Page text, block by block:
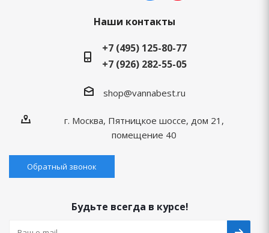
Наши контакты
+7 (495) 125-80-77
+7 (926) 282-55-05
shop@vannabest.ru
г. Москва, Пятницкое шоссе, дом 21,
помещение 40
Обратный звонок
Будьте всегда в курсе!